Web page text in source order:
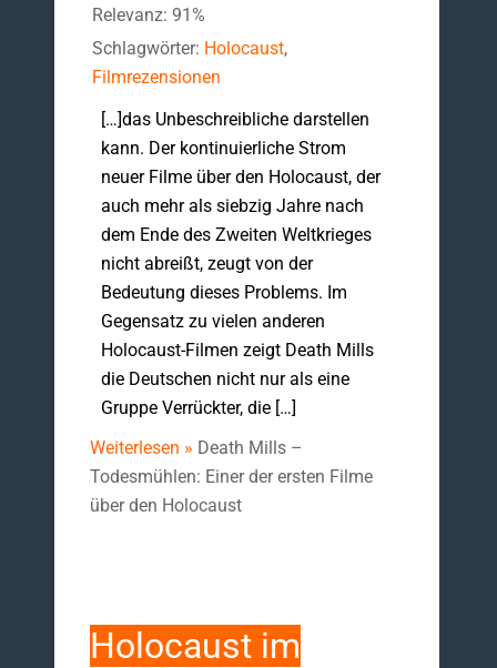
Relevanz: 91%
Schlagwörter: Holocaust,
Filmrezensionen
[…]das Unbeschreibliche darstellen
kann. Der kontinuierliche Strom
neuer Filme über den Holocaust, der
auch mehr als siebzig Jahre nach
dem Ende des Zweiten Weltkrieges
nicht abreißt, zeugt von der
Bedeutung dieses Problems. Im
Gegensatz zu vielen anderen
Holocaust-Filmen zeigt Death Mills
die Deutschen nicht nur als eine
Gruppe Verrückter, die […]
Weiterlesen » Death Mills –
Todesmühlen: Einer der ersten Filme
über den Holocaust
Holocaust im